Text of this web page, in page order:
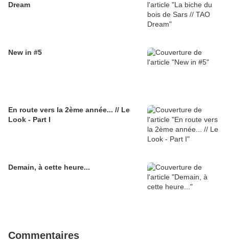
Dream
New in #5
En route vers la 2ème année... // Le
Look - Part I
Demain, à cette heure...
Commentaires